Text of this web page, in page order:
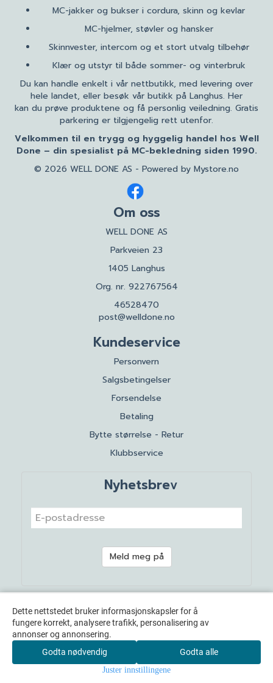
MC-jakker og bukser i cordura, skinn og kevlar
MC-hjelmer, støvler og hansker
Skinnvester, intercom og et stort utvalg tilbehør
Klær og utstyr til både sommer- og vinterbruk
Du kan handle enkelt i vår nettbutikk, med levering over
hele landet, eller besøk vår butikk på Langhus. Her
kan du prøve produktene og få personlig veiledning. Gratis
parkering er tilgjengelig rett utenfor.
Velkommen til en trygg og hyggelig handel hos Well
Done – din spesialist på MC-bekledning siden 1990.
© 2026 WELL DONE AS - Powered by Mystore.no
Om oss
WELL DONE AS
Parkveien 23
1405 Langhus
Org. nr. 922767564
46528470
post@welldone.no
Kundeservice
Personvern
Salgsbetingelser
Forsendelse
Betaling
Bytte størrelse - Retur
Klubbservice
Nyhetsbrev
Meld meg på
© 2026 WELL DONE AS - Powered by
Dette nettstedet bruker informasjonskapsler for å
fungere korrekt, analysere trafikk, personalisering av
annonser og annonsering.
Godta nødvendig
Godta alle
Juster innstillingene